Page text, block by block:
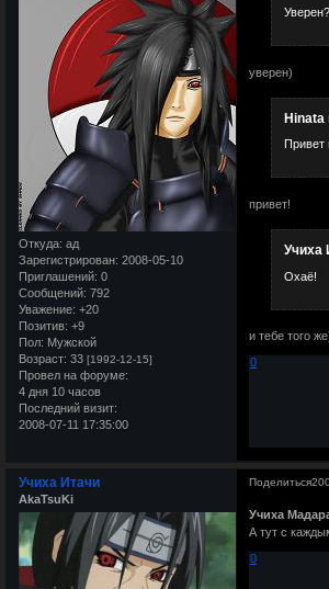
Откуда: ад
Зарегистрирован: 2008-05-10
Приглашений: 0
Сообщений: 792
Уважение: +20
Позитив: +9
Пол: Мужской
Возраст: 33 [1992-12-15]
Провел на форуме:
4 дня 10 часов
Последний визит:
2008-07-11 17:35:00
уверен)
Hinata
Привет
привет!
Учиха
Охаё!
и тебе того
0
Поделиться
Учиха Итачи
AkaTsuKi
Учиха
А тут с
0